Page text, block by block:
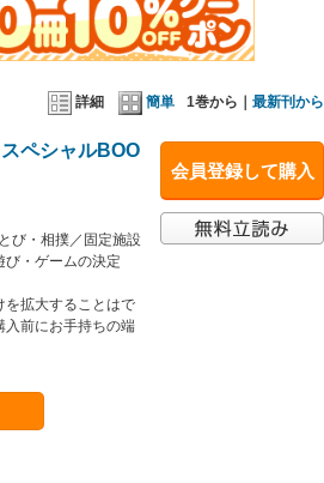
詳細 簡単 1巻から｜ 最新刊から
会員登録して購入
ペシャルBOO
び・相撲／固定施設
び・ゲームの決定
拡大することはで
入前にお手持ちの端